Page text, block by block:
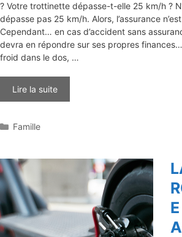
? Votre trottinette dépasse-t-elle 25 km/h ?
dépasse pas 25 km/h. Alors, l’assurance
Cependant… en cas d’accident sans
devra en répondre sur ses propres
froid dans le dos, …
Lire la suite
Catégories
Famille